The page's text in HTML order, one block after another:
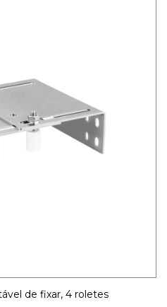
de fixar, 4 roletes